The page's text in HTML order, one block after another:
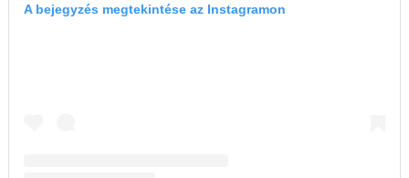
A bejegyzés megtekintése az Instagramon